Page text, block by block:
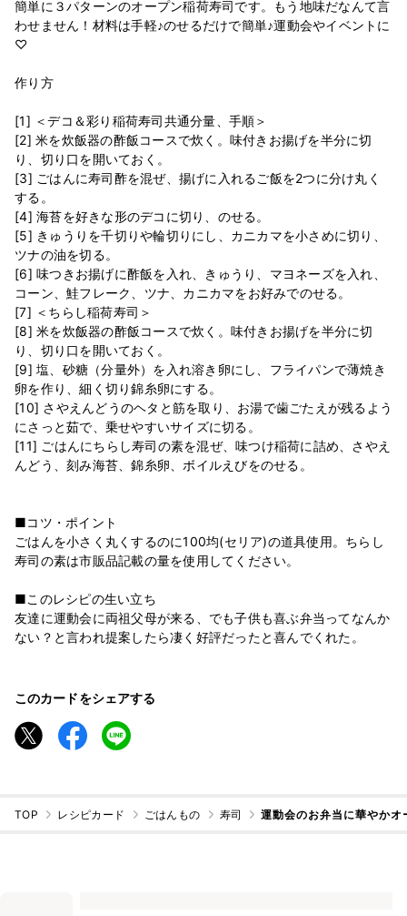
簡単に３パターンのオープン稲荷寿司です。もう地味だなんて言
わせません！材料は手軽♪のせるだけで簡単♪運動会やイベントに
♡
作り方
[1] ＜デコ＆彩り稲荷寿司共通分量、手順＞
[2] 米を炊飯器の酢飯コースで炊く。味付きお揚げを半分に切
り、切り口を開いておく。
[3] ごはんに寿司酢を混ぜ、揚げに入れるご飯を2つに分け丸く
する。
[4] 海苔を好きな形のデコに切り、のせる。
[5] きゅうりを千切りや輪切りにし、カニカマを小さめに切り、
ツナの油を切る。
[6] 味つきお揚げに酢飯を入れ、きゅうり、マヨネーズを入れ、
コーン、鮭フレーク、ツナ、カニカマをお好みでのせる。
[7] ＜ちらし稲荷寿司＞
[8] 米を炊飯器の酢飯コースで炊く。味付きお揚げを半分に切
り、切り口を開いておく。
[9] 塩、砂糖（分量外）を入れ溶き卵にし、フライパンで薄焼き
卵を作り、細く切り錦糸卵にする。
[10] さやえんどうのヘタと筋を取り、お湯で歯ごたえが残るよう
にさっと茹で、乗せやすいサイズに切る。
[11] ごはんにちらし寿司の素を混ぜ、味つけ稲荷に詰め、さやえ
んどう、刻み海苔、錦糸卵、ボイルえびをのせる。
■コツ・ポイント
ごはんを小さく丸くするのに100均(セリア)の道具使用。ちらし
寿司の素は市販品記載の量を使用してください。
■このレシピの生い立ち
友達に運動会に両祖父母が来る、でも子供も喜ぶ弁当ってなんか
ない？と言われ提案したら凄く好評だったと喜んでくれた。
このカードをシェアする
TOP レシピカード ごはんもの 寿司 運動会のお弁当に華やかオ